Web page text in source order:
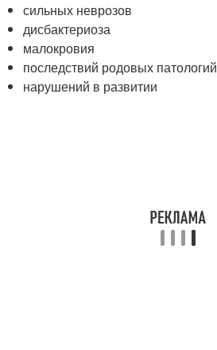
сильных неврозов
дисбактериоза
малокровия
последствий родовых патологий
нарушений в развитии